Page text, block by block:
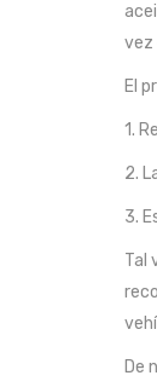
vez
El
1.
2.
3.
Tal
De